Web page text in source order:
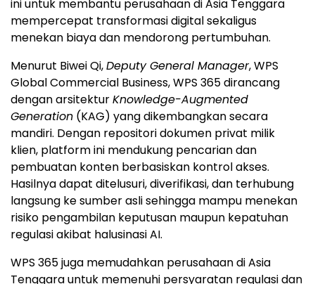
ini untuk membantu perusahaan di Asia Tenggara
mempercepat transformasi digital sekaligus
menekan biaya dan mendorong pertumbuhan.
Menurut Biwei Qi,Deputy General Manager, WPS
Global Commercial Business, WPS 365 dirancang
dengan arsitekturKnowledge-Augmented
Generation (KAG) yang dikembangkan secara
mandiri. Dengan repositori dokumen privat milik
klien, platform ini mendukung pencarian dan
pembuatan konten berbasiskan kontrol akses.
Hasilnya dapat ditelusuri, diverifikasi, dan terhubung
langsung ke sumber asli sehingga mampu menekan
risiko pengambilan keputusan maupun kepatuhan
regulasi akibat halusinasi AI.
WPS 365 juga memudahkan perusahaan di Asia
Tenggara untuk memenuhi persyaratan regulasi dan